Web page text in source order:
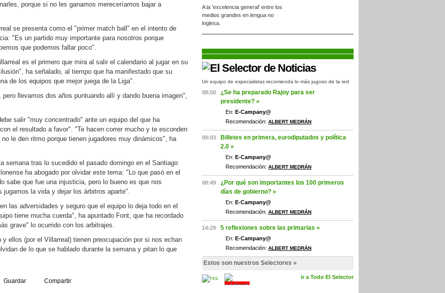
porque si no les ganamos mereceríamos bajar a
se presenta como el "primer match ball" en el intento de
"Es un partido muy importante para nosotros porque
que podemos fallar poco".
es el primero que mira al salir el calendario al jugar en su
ha señalado, al tiempo que ha manifestado que su
de los equipos que mejor juega de la Liga".
llevamos dos años puntuando allí y dando buena imagen",
salir "muy concentrado" ante un equipo del que ha
el resultado a favor". "Te hacen correr mucho y te esconden
le den ritmo porque tienen jugadores muy dinámicos", ha
semana tras lo sucedido el pasado domingo en el Santiago
ha abogado por olvidar este tema: "Lo que pasó en el
sabe que fue una injusticia, pero lo bueno es que nos
jugamos la vida y dejar los árbitros aparte".
las adversidades y seguro que el equipo lo deja todo en el
tiene mucha cuerda", ha apuntado Font, que ha recordado
grave" lo ocurrido con los arbitrajes.
ellos (por el Villarreal) tienen preocupación por si nos echan
de lo que se hablado durante la semana y pitan lo que
Guardar Compartir
A la 'excelencia general' entre los
medios grandes en lengua no
inglesa.
Un equipo de especialistas recomienda lo más jugoso de la red
08:50
¿Se ha preparado Rajoy para ser
presidente? »
En: E-Campany@
Recomendación: ALBERT MEDRÁN
09:03
Billetes en primera, eurodiputados y política
2.0 »
En: E-Campany@
Recomendación: ALBERT MEDRÁN
08:49
¿Por qué son importantes los 100 primeros
días de gobierno? »
En: E-Campany@
Recomendación: ALBERT MEDRÁN
14:29 5 reflexiones sobre las primarias »
En: E-Campany@
Recomendación: ALBERT MEDRÁN
Estos son nuestros Selectores »
ir a Todo El Selector